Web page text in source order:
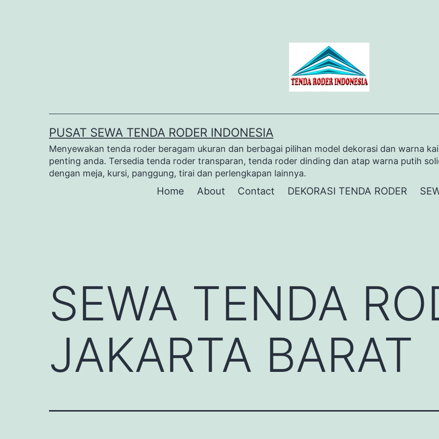
PUSAT SEWA TENDA RODER INDONESIA
Menyewakan tenda roder beragam ukuran dan berbagai pilihan model dekorasi dan warna
penting anda. Tersedia tenda roder transparan, tenda roder dinding dan atap warna putih
dengan meja, kursi, panggung, tirai dan perlengkapan lainnya.
Home About Contact DEKORASI TENDA RODER
SEWA TENDA
JAKARTA BARAT